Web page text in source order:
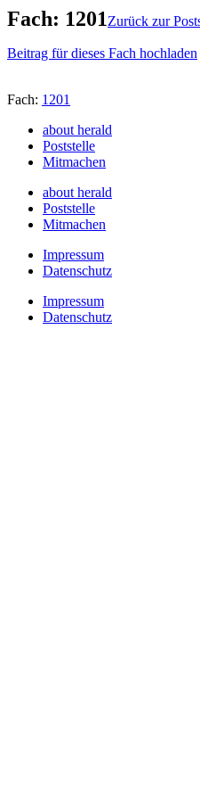
Fach: 1201Zurück zur
Beitrag für dieses Fach hochladen
Fach: 1201
about herald
Poststelle
Mitmachen
about herald
Poststelle
Mitmachen
Impressum
Datenschutz
Impressum
Datenschutz